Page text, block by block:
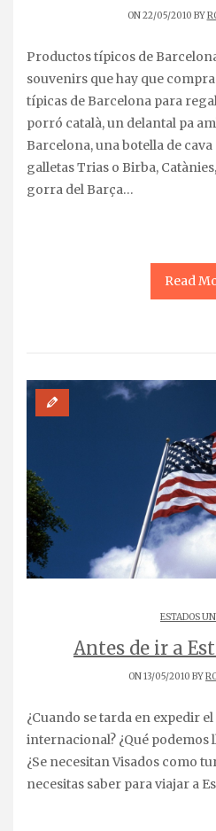
ON 22/05/2010 BY
Productos típicos de Barcelona. Los «auténticos»
souvenirs que hay que
típicas de Barcelona para
porró català, un delantal pa
Barcelona, una botella de
galletas Trias o Birba,
gorra del Barça…
Read
ESTADOS
Antes de ir a
ON 13/05/2010 BY
¿Cuando se tarda en expedir el carnet de conducir
internacional? ¿Qué podemos
¿Se necesitan Visados como
necesitas saber para viajar a